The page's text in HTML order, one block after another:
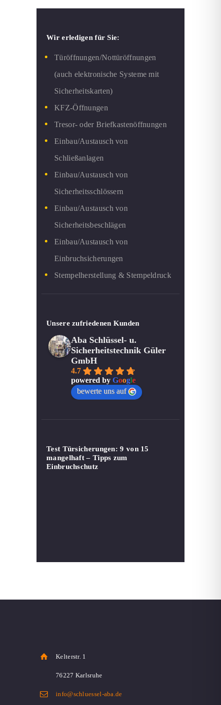
Wir erledigen für Sie:
Türöffnungen/Nottüröffnungen
(auch elektronische Systeme mit
Sicherheitskarten)
KFZ-Öffnungen
Tresor- oder Briefkastenöffnungen
Einbau/Austausch von
Schließanlagen
Einbau/Austausch von
Sicherheitsschlössern
Einbau/Austausch von
Sicherheitsbeschlägen
Einbau/Austausch von
Einbruchsicherungen
Stempelherstellung & Stempeldruck
Unsere zufriedenen Kunden
Aba Schlüssel- u.
Sicherheitstechnik Güler
GmbH
4.7
powered by Google
bewerte uns auf
Test Türsicherungen: 9 von 15
mangelhaft – Tipps zum
Einbruchschutz
Kelterstr. 1
76227 Karlsruhe
info@schluessel-aba.de